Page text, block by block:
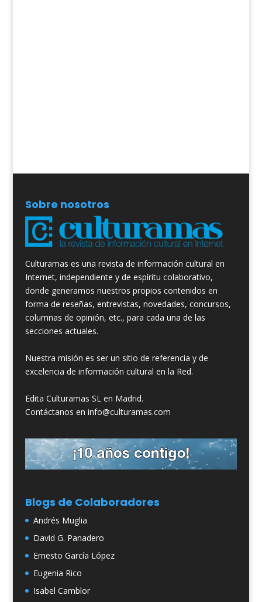
Sobre nosotros
Culturamas es una revista de información cultural en
Internet, independiente y de espíritu colaborativo,
donde generamos nuestros propios contenidos en
forma de reseñas, entrevistas, novedades, concursos,
columnas de opinión, etc., para cada una de las
secciones actuales.
Nuestra misión es ser un sitio de referencia y de
excelencia de información cultural en la Red.
Edita Culturamas SL en Madrid.
Contáctanos en info@culturamas.com
Blogs de Colaboradores
Andrés Muglia
David G. Panadero
Ernesto García López
Eugenia Rico
Isabel Camblor